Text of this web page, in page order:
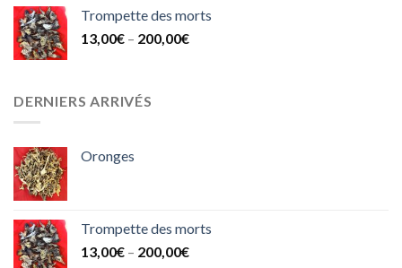
Trompette des morts
13,00€ – 200,00€
DERNIERS ARRIVÉS
Oronges
Trompette des morts
13,00€ – 200,00€